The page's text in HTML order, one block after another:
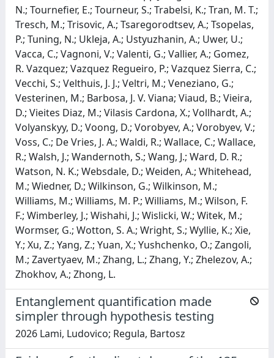
N.; Tournefier, E.; Tourneur, S.; Trabelsi, K.; Tran, M. T.;
Tresch, M.; Trisovic, A.; Tsaregorodtsev, A.; Tsopelas,
P.; Tuning, N.; Ukleja, A.; Ustyuzhanin, A.; Uwer, U.;
Vacca, C.; Vagnoni, V.; Valenti, G.; Vallier, A.; Gomez,
R. Vazquez; Vazquez Regueiro, P.; Vazquez Sierra, C.;
Vecchi, S.; Velthuis, J. J.; Veltri, M.; Veneziano, G.;
Vesterinen, M.; Barbosa, J. V. Viana; Viaud, B.; Vieira,
D.; Vieites Diaz, M.; Vilasis Cardona, X.; Vollhardt, A.;
Volyanskyy, D.; Voong, D.; Vorobyev, A.; Vorobyev, V.;
Voss, C.; De Vries, J. A.; Waldi, R.; Wallace, C.; Wallace,
R.; Walsh, J.; Wandernoth, S.; Wang, J.; Ward, D. R.;
Watson, N. K.; Websdale, D.; Weiden, A.; Whitehead,
M.; Wiedner, D.; Wilkinson, G.; Wilkinson, M.;
Williams, M.; Williams, M. P.; Williams, M.; Wilson, F.
F.; Wimberley, J.; Wishahi, J.; Wislicki, W.; Witek, M.;
Wormser, G.; Wotton, S. A.; Wright, S.; Wyllie, K.; Xie,
Y.; Xu, Z.; Yang, Z.; Yuan, X.; Yushchenko, O.; Zangoli,
M.; Zavertyaev, M.; Zhang, L.; Zhang, Y.; Zhelezov, A.;
Zhokhov, A.; Zhong, L.
Entanglement quantification made
simpler through hypothesis testing
2026 Lami, Ludovico; Regula, Bartosz